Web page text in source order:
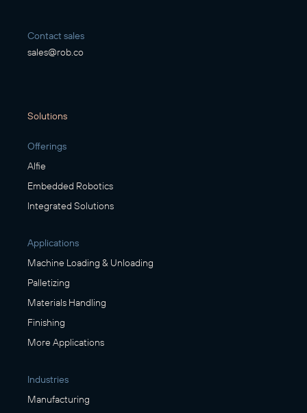
Contact sales
sales@rob.co
Solutions
Offerings
Alfie
Embedded Robotics
Integrated Solutions
Applications
Machine Loading & Unloading
Palletizing
Materials Handling
Finishing
More Applications
Industries
Manufacturing